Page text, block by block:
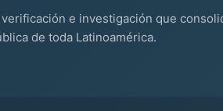
e investigación que
de toda Latinoamérica.